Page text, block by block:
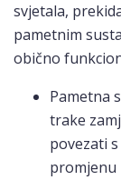
svjetala,
pametnim
obično
Pametna
trake
povezati
promjenu